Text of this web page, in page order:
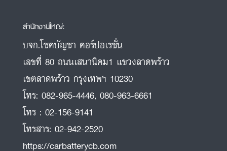
สำนักงานใหญ่:
บจก.โชคบัญชา คอร์ปอเรชั่น
เลขที่ 80 ถนนเสนานิคม1 แขวงลาดพร้าว
เขตลาดพร้าว กรุงเทพฯ 10230
โทร: 082-965-4446, 080-963-6661
โทร : 02-156-9141
โทรสาร: 02-942-2520
https://carbatterycb.com